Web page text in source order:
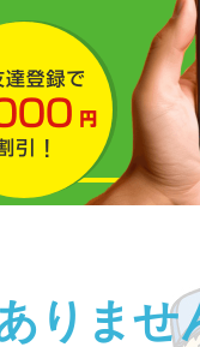
りませ